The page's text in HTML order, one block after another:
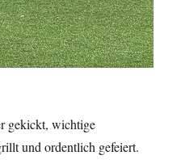
gekickt, wichtige
und ordentlich gefeiert.